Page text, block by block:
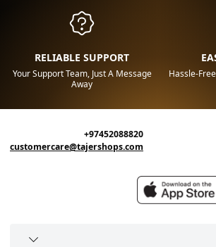
Hassle-
RELIABLE SUPPORT
Your Support Team, Just A Message
Away
+97452088820
customercare@tajershops.com